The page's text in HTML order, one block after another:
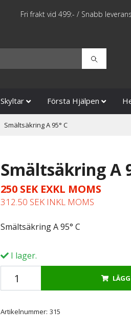
Fri frakt vid 499:- / Snabb
Skyltar Första Hjälpen
Smältsäkring A 95° C
Smältsäkring A
250 SEK EXKL MOMS
312.50 SEK INKL MOMS
Smältsäkring A 95° C
I lager.
Artikelnummer: 315